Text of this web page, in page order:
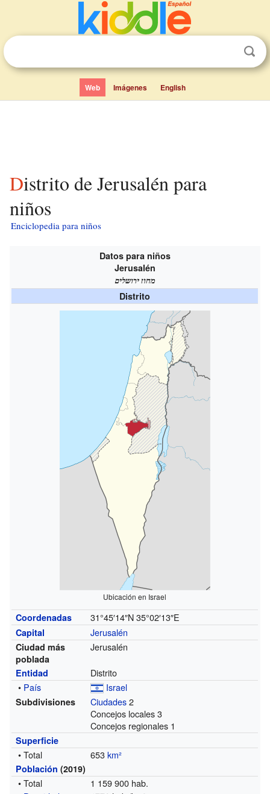
Web Imágenes English
Distrito de Jerusalén para
niños
Enciclopedia para niños
Datos para niños
Jerusalén
מחוז ירושלים
Distrito
Ubicación en Israel
Coordenadas 31°45′14″N 35°02′13″E
Capital Jerusalén
Ciudad más
poblada
Jerusalén
Entidad
Distrito
• País Israel
Subdivisiones Ciudades2
Concejos locales 3
Concejos regionales 1
Superficie
• Total 653km²
Población (2019)
• Total
1 159 900 hab.